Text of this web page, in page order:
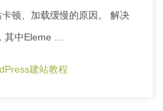
顿、加载缓慢的原因。 解决
其中Eleme …
建站教程